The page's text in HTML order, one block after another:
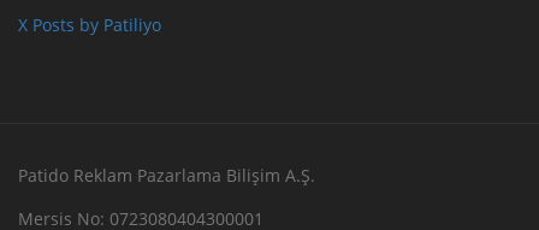
X Posts by Patiliyo
Patido Reklam Pazarlama Bilişim A.Ş.
Mersis No: 0723080404300001